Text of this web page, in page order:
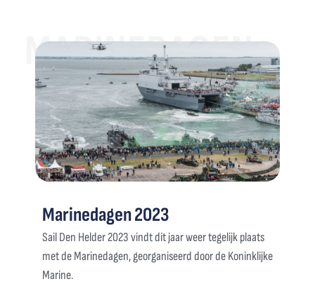
MARINEDAGEN
Marinedagen 2023
Sail Den Helder 2023 vindt dit jaar weer tegelijk plaats
met de Marinedagen, georganiseerd door de Koninklijke
Marine.